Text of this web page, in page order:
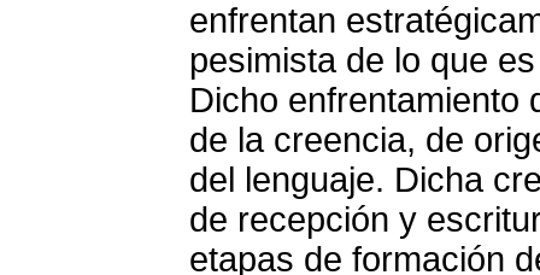
enfrentan
pesimista de lo que
Dicho enfrentamiento
de la creencia, de origen
del lenguaje. Dicha
de recepción y
etapas de formación